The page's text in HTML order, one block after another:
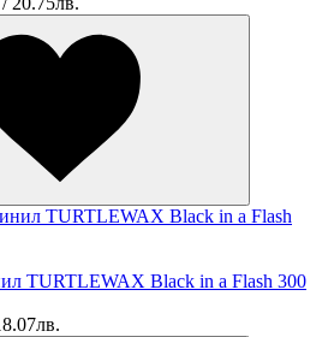
TURTLEWAX Black in a Flash 300